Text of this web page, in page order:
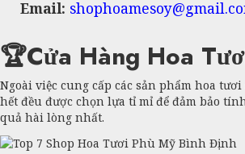
Email:
🏆Cửa Hàng Hoa
Ngoài việc cung cấp các sản phẩm hoa
hết đều được chọn lựa tỉ mỉ để đảm bảo
quả hài lòng nhất.